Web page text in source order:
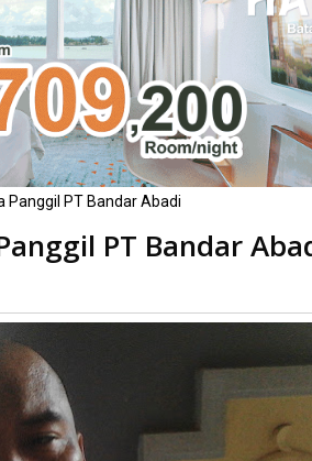
Panggil PT Bandar Abadi
PT Bandar